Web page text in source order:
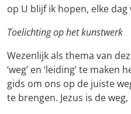
op U blijf ik hopen, elke dag
Toelichting op het kunstwerk
Wezenlijk als thema van
‘weg’ en ‘leiding’ te
gids om ons op de juiste
te brengen. Jezus is de